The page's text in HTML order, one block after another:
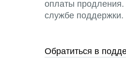
оплаты продления.
службе поддержки.
Обратиться в